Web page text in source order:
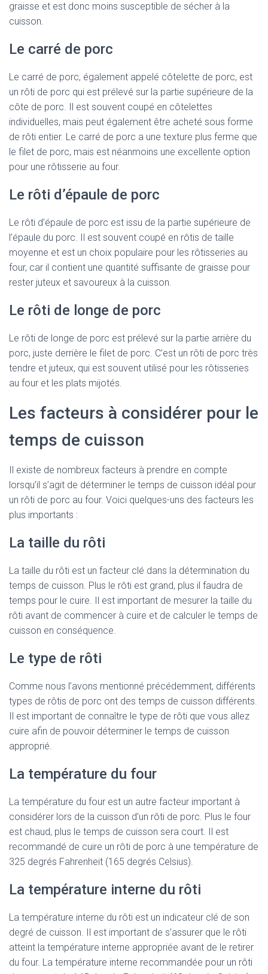
graisse et est donc moins susceptible de sécher à la
cuisson.
Le carré de porc
Le carré de porc, également appelé côtelette de porc, est
un rôti de porc qui est prélevé sur la partie supérieure de la
côte de porc. Il est souvent coupé en côtelettes
individuelles, mais peut également être acheté sous forme
de rôti entier. Le carré de porc a une texture plus ferme que
le filet de porc, mais est néanmoins une excellente option
pour une rôtisserie au four.
Le rôti d’épaule de porc
Le rôti d’épaule de porc est issu de la partie supérieure de
l’épaule du porc. Il est souvent coupé en rôtis de taille
moyenne et est un choix populaire pour les rôtisseries au
four, car il contient une quantité suffisante de graisse pour
rester juteux et savoureux à la cuisson.
Le rôti de longe de porc
Le rôti de longe de porc est prélevé sur la partie arrière du
porc, juste derrière le filet de porc. C’est un rôti de porc très
tendre et juteux, qui est souvent utilisé pour les rôtisseries
au four et les plats mijotés.
Les facteurs à considérer pour le
temps de cuisson
Il existe de nombreux facteurs à prendre en compte
lorsqu’il s’agit de déterminer le temps de cuisson idéal pour
un rôti de porc au four. Voici quelques-uns des facteurs les
plus importants :
La taille du rôti
La taille du rôti est un facteur clé dans la détermination du
temps de cuisson. Plus le rôti est grand, plus il faudra de
temps pour le cuire. Il est important de mesurer la taille du
rôti avant de commencer à cuire et de calculer le temps de
cuisson en conséquence.
Le type de rôti
Comme nous l’avons mentionné précédemment, différents
types de rôtis de porc ont des temps de cuisson différents.
Il est important de connaître le type de rôti que vous allez
cuire afin de pouvoir déterminer le temps de cuisson
approprié.
La température du four
La température du four est un autre facteur important à
considérer lors de la cuisson d’un rôti de porc. Plus le four
est chaud, plus le temps de cuisson sera court. Il est
recommandé de cuire un rôti de porc à une température de
325 degrés Fahrenheit (165 degrés Celsius).
La température interne du rôti
La température interne du rôti est un indicateur clé de son
degré de cuisson. Il est important de s’assurer que le rôti
atteint la température interne appropriée avant de le retirer
du four. La température interne recommandée pour un rôti